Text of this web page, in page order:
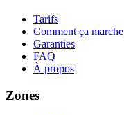
Tarifs
Comment ça marche
Garanties
FAQ
À propos
Zones